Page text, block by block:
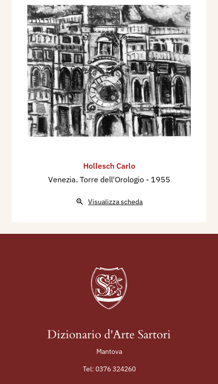
Hollesch Carlo
Venezia. Torre dell'Orologio - 1955
Visualizza scheda
Dizionario d'Arte Sartori
Mantova
Tel: 0376 324260